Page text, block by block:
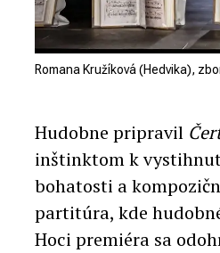
Romana Kružíková (Hedvika),
Hudobne pripravil
inštinktom k
bohatosti a
partitúra, kde
Hoci premiéra sa